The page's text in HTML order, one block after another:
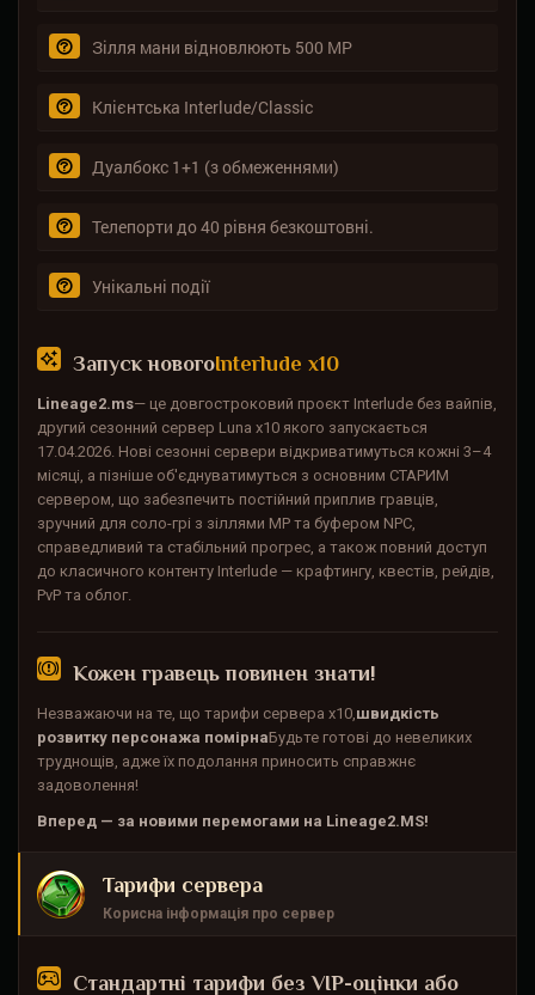
Зілля мани відновлюють 500 MP
Клієнтська Interlude/Classic
Дуалбокс 1+1 (з обмеженнями)
Телепорти до 40 рівня безкоштовні.
Унікальні події
Запуск новогоInterlude x10
Lineage2.ms— це довгостроковий проєкт Interlude без вайпів,
другий сезонний сервер Luna x10 якого запускається
17.04.2026. Нові сезонні сервери відкриватимуться кожні 3–4
місяці, а пізніше об'єднуватимуться з основним СТАРИМ
сервером, що забезпечить постійний приплив гравців,
зручний для соло-грі з зіллями MP та буфером NPC,
справедливий та стабільний прогрес, а також повний доступ
до класичного контенту Interlude — крафтингу, квестів, рейдів,
PvP та облог.
Кожен гравець повинен знати!
Незважаючи на те, що тарифи сервера x10,швидкість
розвитку персонажа помірнаБудьте готові до невеликих
труднощів, адже їх подолання приносить справжнє
задоволення!
Вперед — за новими перемогами на Lineage2.MS!
Тарифи сервера
Корисна інформація про сервер
Стандартні тарифи без VIP-оцінки або